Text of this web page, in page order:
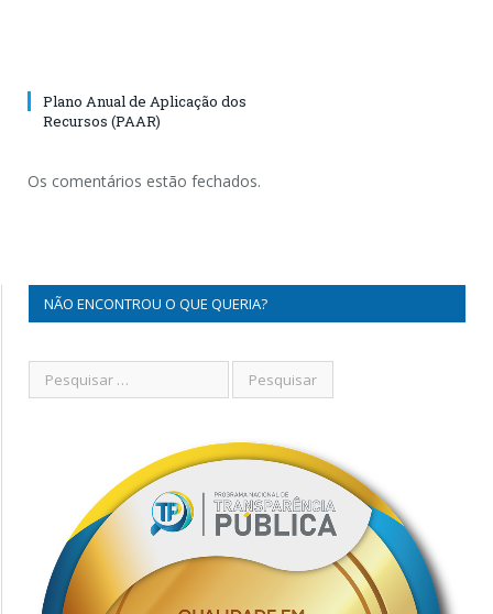
Plano Anual de Aplicação dos
Recursos (PAAR)
Os comentários estão fechados.
NÃO ENCONTROU O QUE QUERIA?